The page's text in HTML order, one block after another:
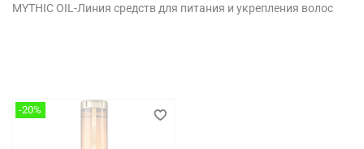
MYTHIC OIL-Линия средств для питания и укрепления волос
-20%